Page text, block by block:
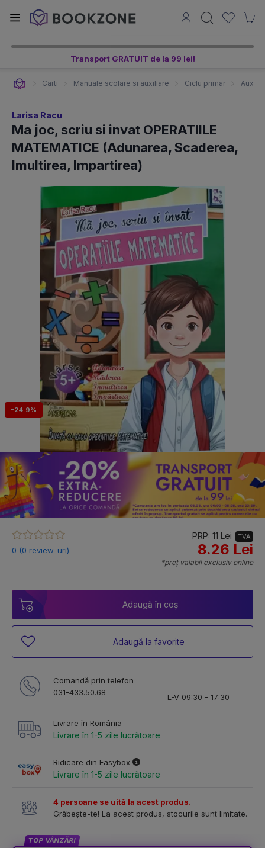
Transport GRATUIT de la 99 lei!
Carti Manuale scolare si auxiliare Ciclu primar
Larisa Racu
Ma joc, scriu si invat OPERATIILE
MATEMATICE (Adunarea, Scaderea,
Imultirea, Impartirea)
-24.9%
0 (0 review-uri)
PRP: 11 Lei TVA
8.26 Lei
*preț valabil exclusiv online
Adaugă în coș
Adaugă la favorite
Comandă prin telefon
031-433.50.68
L-V 09:30 - 17:30
Livrare în România
Livrare în 1-5 zile lucrătoare
Ridicare din Easybox
Livrare în 1-5 zile lucrătoare
4 persoane se uită la acest produs.
Grăbește-te! La acest produs, stocurile sunt limitate.
TOP VÂNZĂRI